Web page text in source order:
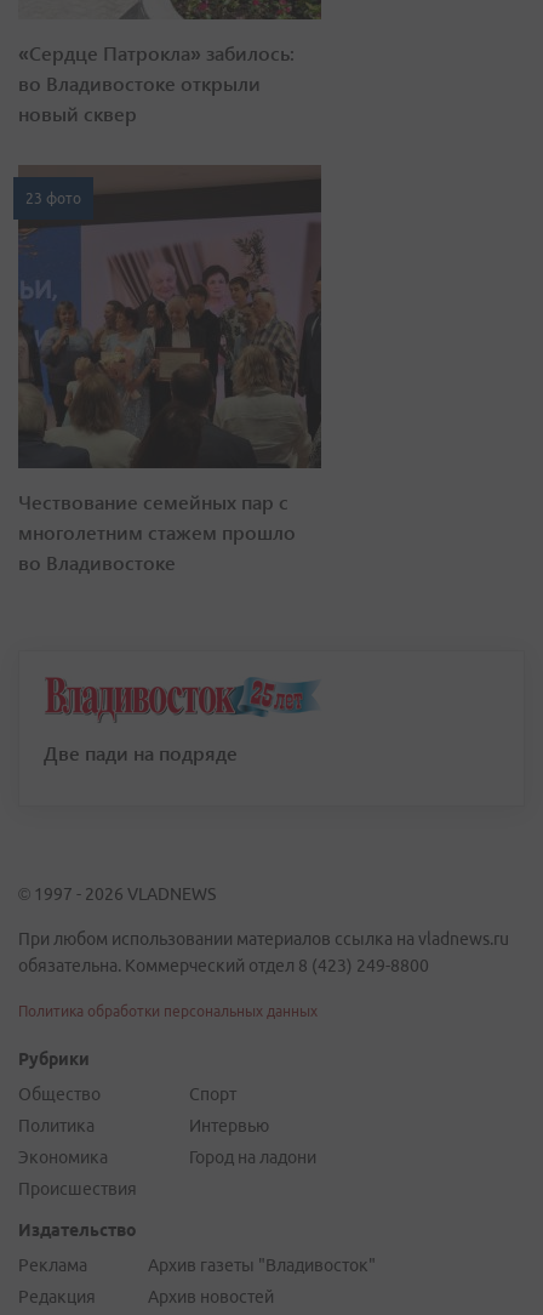
«Сердце Патрокла» забилось:
во Владивостоке открыли
новый сквер
23 фото
Чествование семейных пар с
многолетним стажем прошло
во Владивостоке
Две пади на подряде
© 1997 - 2026 VLADNEWS
При любом использовании материалов ссылка на vladnews.ru
обязательна. Коммерческий отдел 8 (423) 249-8800
Политика обработки персональных данных
Рубрики
Общество
Политика
Экономика
Происшествия
Спорт
Интервью
Город на ладони
Издательство
Реклама
Редакция
Архив газеты "Владивосток"
Архив новостей